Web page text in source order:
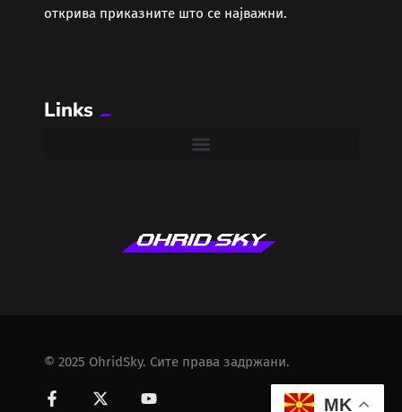
открива приказните што се најважни.
Links
© 2025 OhridSky. Сите права задржани.
MK